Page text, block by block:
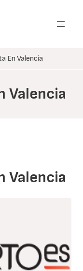
En Valencia
Valencia
Valencia